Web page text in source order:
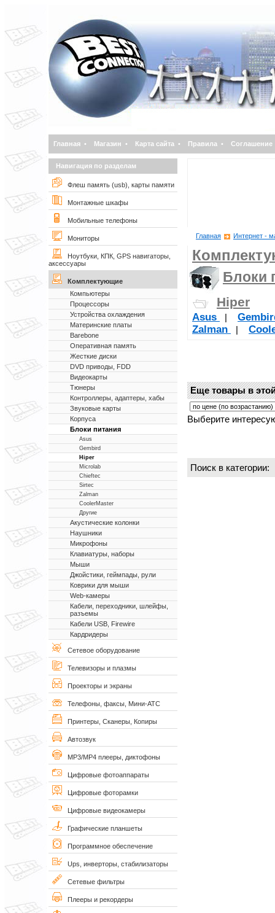
Главная • Магазин • Карта сайта • Правила • Соглашение
Навигация по разделам
Флеш память (usb), карты памяти
Монтажные шкафы
Мобильные телефоны
Мониторы
Ноутбуки, КПК, GPS навигаторы,
аксессуары
Комплектующие
Компьютеры
Процессоры
Устройства охлаждения
Материнские платы
Barebone
Оперативная память
Жесткие диски
DVD приводы, FDD
Видеокарты
Тюнеры
Контроллеры, адаптеры, хабы
Звуковые карты
Корпуса
Блоки питания
Asus
Gembird
Hiper
Microlab
Chieftec
Sirtec
Zalman
CoolerMaster
Другие
Акустические колонки
Наушники
Микрофоны
Клавиатуры, наборы
Мыши
Джойстики, геймпады, рули
Коврики для мыши
Web-камеры
Кабели, переходники, шлейфы,
разъемы
Кабели USB, Firewire
Кардридеры
Сетевое оборудование
Телевизоры и плазмы
Проекторы и экраны
Телефоны, факсы, Мини-АТС
Принтеры, Сканеры, Копиры
Автозвук
MP3/MP4 плееры, диктофоны
Цифровые фотоаппараты
Цифровые фоторамки
Цифровые видеокамеры
Графические планшеты
Программное обеспечение
Ups, инверторы, стабилизаторы
Сетевые фильтры
Плееры и рекордеры
Главная Интернет -
Блоки
Hiper
Asus |
Zalman
|
Еще товары в
Выберите
Поиск в